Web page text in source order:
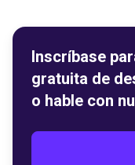
Inscríbase
gratuita de
o hable con